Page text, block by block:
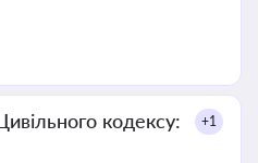
кодексу:
+1